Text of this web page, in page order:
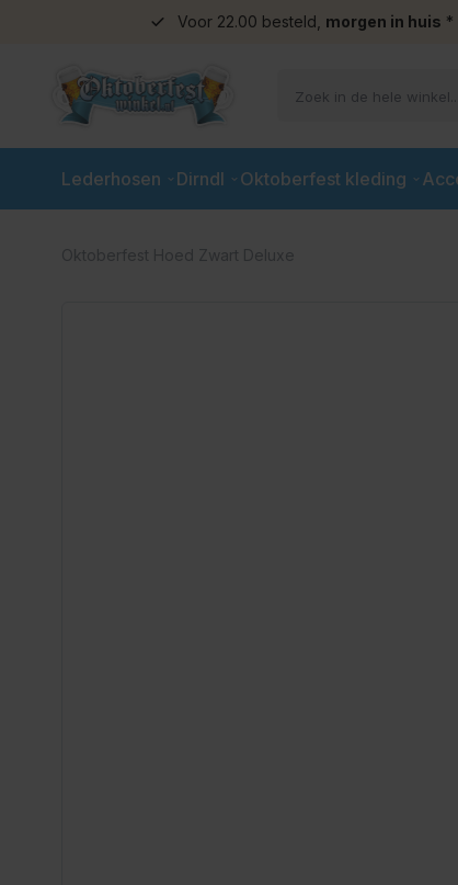
Voor 22.00 besteld, morgen in huis *
Lederhosen Dirndl Oktoberfest kleding
Oktoberfest Hoed Zwart Deluxe